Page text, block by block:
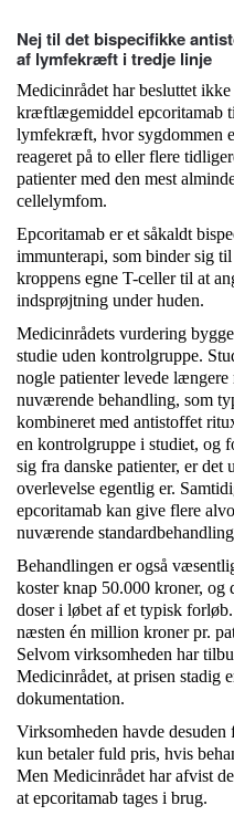
Nej til det bispecifikke
af lymfekræft i tredje linje
Medicinrådet har besluttet
kræftlægemiddel epcoritamab
lymfekræft, hvor sygdommen
reageret på to eller flere
patienter med den mest
cellelymfom.
Epcoritamab er et såkaldt
immunterapi, som binder sig
kroppens egne T-celler til at
indsprøjtning under huden.
Medicinrådets vurdering
studie uden kontrolgruppe.
nogle patienter levede længere
nuværende behandling, som
kombineret med antistoffet
en kontrolgruppe i studiet, og
sig fra danske patienter, er
overlevelse egentlig er.
epcoritamab kan give flere
nuværende
Behandlingen er også
koster knap 50.000 kroner, og
doser i løbet af et typisk
næsten én million kroner pr.
Selvom virksomheden har
Medicinrådet, at prisen stadig
dokumentation.
Virksomheden havde
kun betaler fuld pris, hvis
Men Medicinrådet har afvist
at epcoritamab tages i brug.